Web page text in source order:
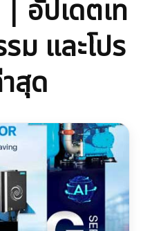
อัปเดตเท
ม และโปร
สุด
ปเดตล่าสุด เพื่อให้ธุรกิจของ
โนโลยี